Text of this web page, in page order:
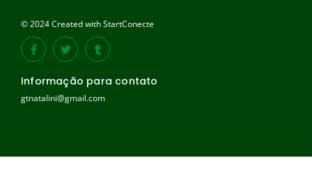
© 2024 Created with StartConecte
Informação para contato
gtnatalini@gmail.com